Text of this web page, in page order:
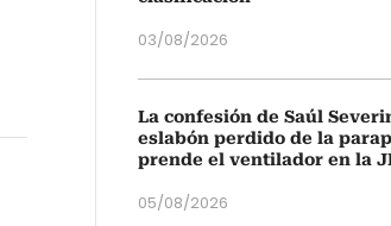
03/08/2026
La confesión de Saúl
eslabón perdido de la
prende el ventilador en la
05/08/2026